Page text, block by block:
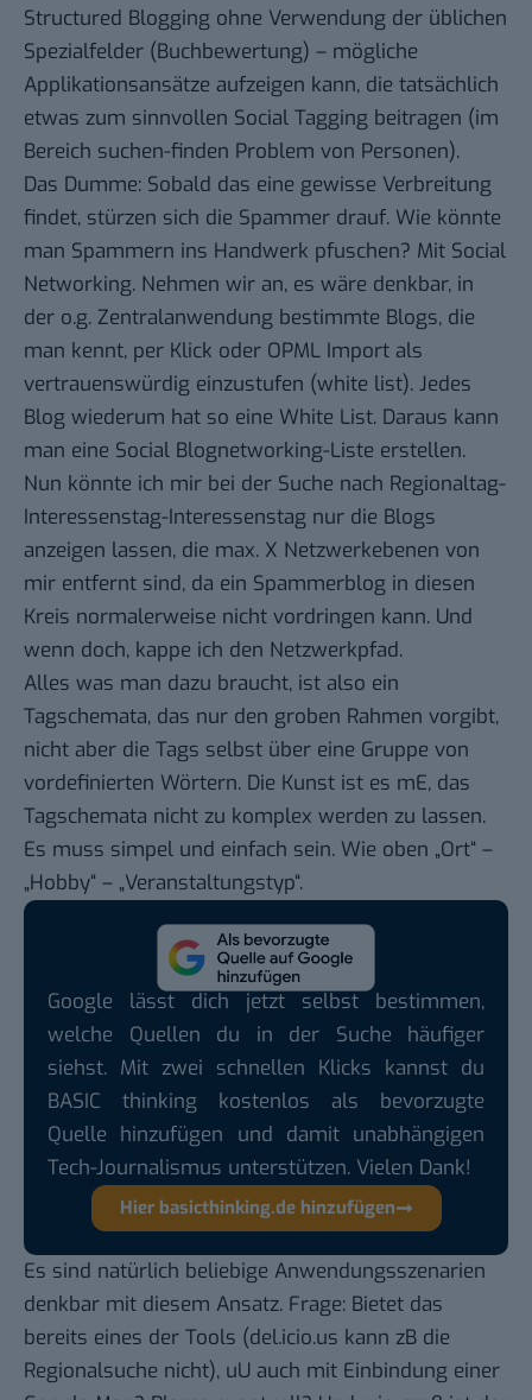
Structured Blogging ohne Verwendung der üblichen
Spezialfelder (Buchbewertung) – mögliche
Applikationsansätze aufzeigen kann, die tatsächlich
etwas zum sinnvollen Social Tagging beitragen (im
Bereich suchen-finden Problem von Personen).
Das Dumme: Sobald das eine gewisse Verbreitung
findet, stürzen sich die Spammer drauf. Wie könnte
man Spammern ins Handwerk pfuschen? Mit Social
Networking. Nehmen wir an, es wäre denkbar, in
der o.g. Zentralanwendung bestimmte Blogs, die
man kennt, per Klick oder OPML Import als
vertrauenswürdig einzustufen (white list). Jedes
Blog wiederum hat so eine White List. Daraus kann
man eine Social Blognetworking-Liste erstellen.
Nun könnte ich mir bei der Suche nach Regionaltag-
Interessenstag-Interessenstag nur die Blogs
anzeigen lassen, die max. X Netzwerkebenen von
mir entfernt sind, da ein Spammerblog in diesen
Kreis normalerweise nicht vordringen kann. Und
wenn doch, kappe ich den Netzwerkpfad.
Alles was man dazu braucht, ist also ein
Tagschemata, das nur den groben Rahmen vorgibt,
nicht aber die Tags selbst über eine Gruppe von
vordefinierten Wörtern. Die Kunst ist es mE, das
Tagschemata nicht zu komplex werden zu lassen.
Es muss simpel und einfach sein. Wie oben „Ort“ –
„Hobby“ – „Veranstaltungstyp“.
Google lässt dich jetzt selbst bestimmen,
welche Quellen du in der Suche häufiger
siehst. Mit zwei schnellen Klicks kannst du
BASIC thinking kostenlos als bevorzugte
Quelle hinzufügen und damit unabhängigen
Tech-Journalismus unterstützen. Vielen Dank!
Hier basicthinking.de hinzufügen
Es sind natürlich beliebige Anwendungsszenarien
denkbar mit diesem Ansatz. Frage: Bietet das
bereits eines der Tools (del.icio.us kann zB die
Regionalsuche nicht), uU auch mit Einbindung einer